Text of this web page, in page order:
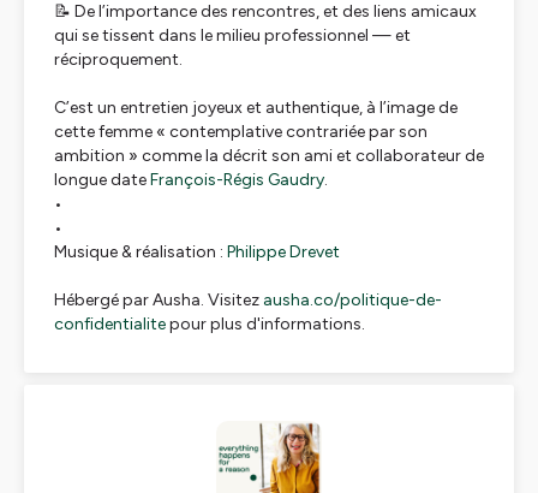
📝 De l’importance des rencontres, et des liens amicaux
qui se tissent dans le milieu professionnel — et
réciproquement.
C’est un entretien joyeux et authentique, à l’image de
cette femme « contemplative contrariée par son
ambition » comme la décrit son ami et collaborateur de
longue dateFrançois-Régis Gaudry.
•
•
Musique & réalisation : Philippe Drevet
Hébergé par Ausha. Visitez ausha.co/politique-de-
confidentialitepour plus d'informations.